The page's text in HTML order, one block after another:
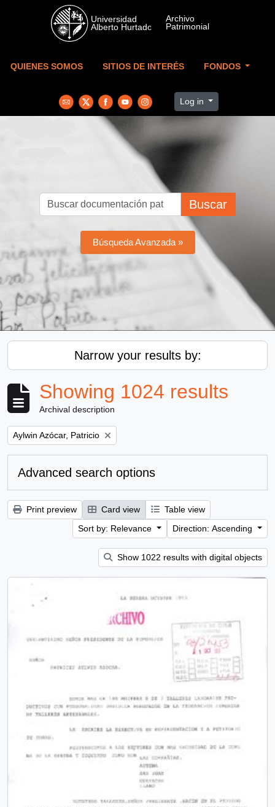
Skip to main content
QUIENES SOMOS SITIOS DE INTERÉS FONDOS
Log in
Buscar
Búsqueda Avanzada »
Narrow your results by:
Showing 1024 results
Archival description
Remove filter:
Aylwin Azócar, Patricio
Advanced search options
Print preview Card view
Table view
Sort by: Relevance
Direction: Ascending
Show 1022 results with digital objects